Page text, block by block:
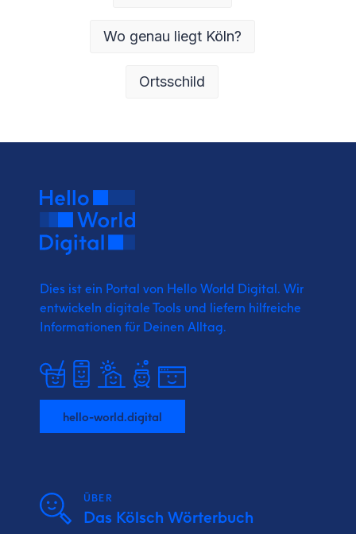
Wo genau liegt Köln?
Ortsschild
Dies ist ein Portal von Hello World Digital. Wir
entwickeln digitale Tools und liefern hilfreiche
Informationen für Deinen Alltag.
hello-world.digital
ÜBER
Das Kölsch Wörterbuch